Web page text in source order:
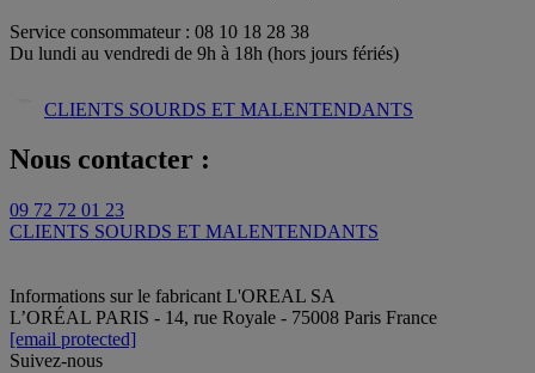
Service consommateur : 08 10 18 28 38
Du lundi au vendredi de 9h à 18h (hors jours fériés)
CLIENTS SOURDS ET MALENTENDANTS
Nous contacter :
09 72 72 01 23
CLIENTS SOURDS ET MALENTENDANTS
Informations sur le fabricant L'OREAL SA
L’ORÉAL PARIS - 14, rue Royale - 75008 Paris France
[email protected]
Suivez-nous